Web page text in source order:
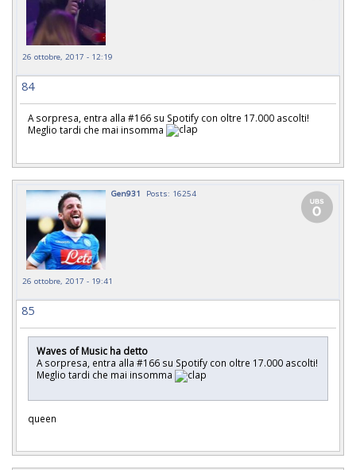
26 ottobre, 2017 - 12:19
84
A sorpresa, entra alla #166 su Spotify con oltre 17.000 ascolti!
Meglio tardi che mai insomma
Gen931 Posts: 16254
26 ottobre, 2017 - 19:41
85
Waves of Music ha detto
A sorpresa, entra alla #166 su Spotify con oltre 17.000 ascolti!
Meglio tardi che mai insomma
queen